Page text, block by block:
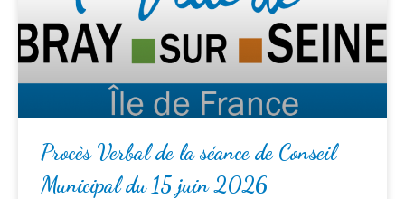
Procès Verbal de la séance de Conseil
Municipal du 15 juin 2026